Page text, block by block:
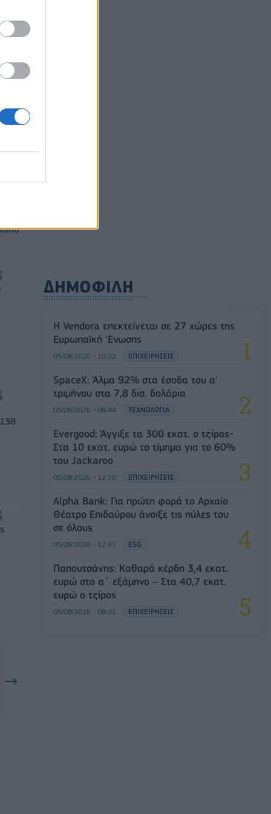
ΔΗΜΟΦΙΛΗ
Η Vendora επεκτείνεται σε 27 χώρες της
Ευρωπαϊκή 'Ενωσης
05/08/2026 - 10:52 ΕΠΙΧΕΙΡΗΣΕΙΣ
SpaceX: Άλμα 92% στα έσοδα του α'
τριμήνου στα 7,8 δισ. δολάρια
05/08/2026 - 08:44 ΤΕΧΝΟΛΟΓΙΑ
Evergood: Άγγιξε τα 300 εκατ. ο τζίρος-
Στα 10 εκατ. ευρώ το τίμημα για το 60%
του Jackaroo
05/08/2026 - 12:50 ΕΠΙΧΕΙΡΗΣΕΙΣ
Alpha Bank: Για πρώτη φορά το Αρχαίο
Θέατρο Επιδαύρου άνοιξε τις πύλες του
σε όλους
05/08/2026 - 12:41 ESG
Παπουτσάνης: Καθαρά κέρδη 3,4 εκατ.
ευρώ στο α΄ εξάμηνο – Στα 40,7 εκατ.
ευρώ ο τζίρος
05/08/2026 - 08:01 ΕΠΙΧΕΙΡΗΣΕΙΣ